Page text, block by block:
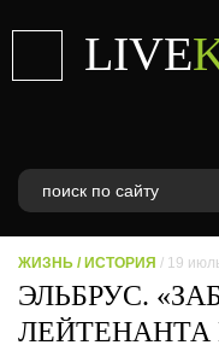
LIVE
ЖИЗНЬ / ИСТОРИЯ / 19
ЭЛЬБРУС.
ЛЕЙТЕНАНТА